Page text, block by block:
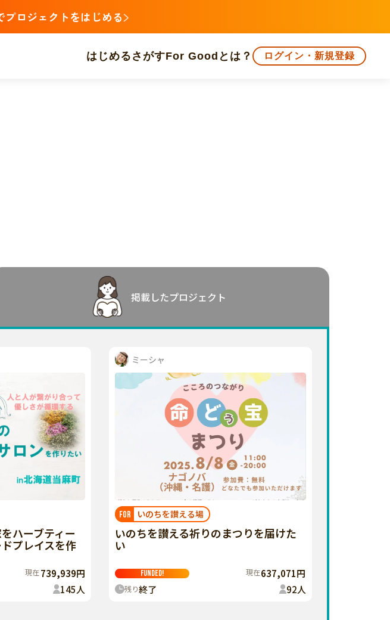
プロジェクトをはじめる
はじめる さがすFor Goodとは？ ログイン・新規登録
宮崎 鹿児島 沖縄
掲載したプロジェクト
ハーブティー
プレイスを作
現在739,939円
145人
ミーシャ
FOR いのちを讃える場
いのちを讃える祈りのまつりを届けた
い
FUNDED! 現在637,071円
残り終了 92人